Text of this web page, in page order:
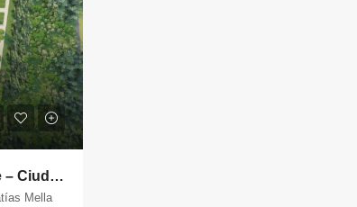
Solares en Santo Domingo Norte – Ciudad del Lago
Mella